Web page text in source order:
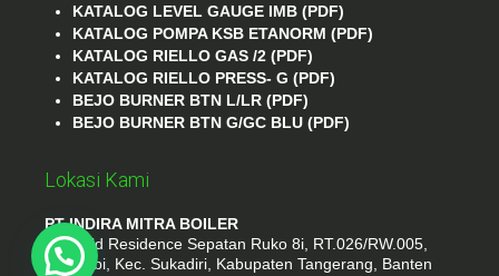
KATALOG LEVEL GAUGE IMB (PDF)
KATALOG POMPA KSB ETANORM (PDF)
KATALOG RIELLO GAS /2 (PDF)
KATALOG RIELLO PRESS- G (PDF)
BEJO BURNER BTN L/LR (PDF)
BEJO BURNER BTN G/GC BLU (PDF)
Lokasi Kami
PT INDIRA MITRA BOILER
Emerald Residence Sepatan Ruko 8i, RT.026/RW.005,
Kosambi, Kec. Sukadiri, Kabupaten Tangerang, Banten